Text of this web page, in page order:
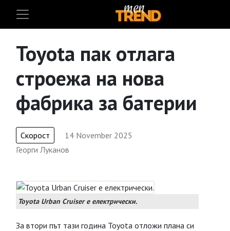
Toyota пак отлага
строежа на нова
фабрика за батерии
Скорост
14 November 2025
Георги Луканов
Toyota Urban Cruiser e електрически.
За втори път тази година Toyota отложи плана си